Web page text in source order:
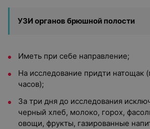
УЗИ органов брюшной полости
Иметь при себе направление;
На исследование придти натощак
часов);
За три дня до исследования
черный хлеб, молоко, горох,
овощи, фрукты, газированные